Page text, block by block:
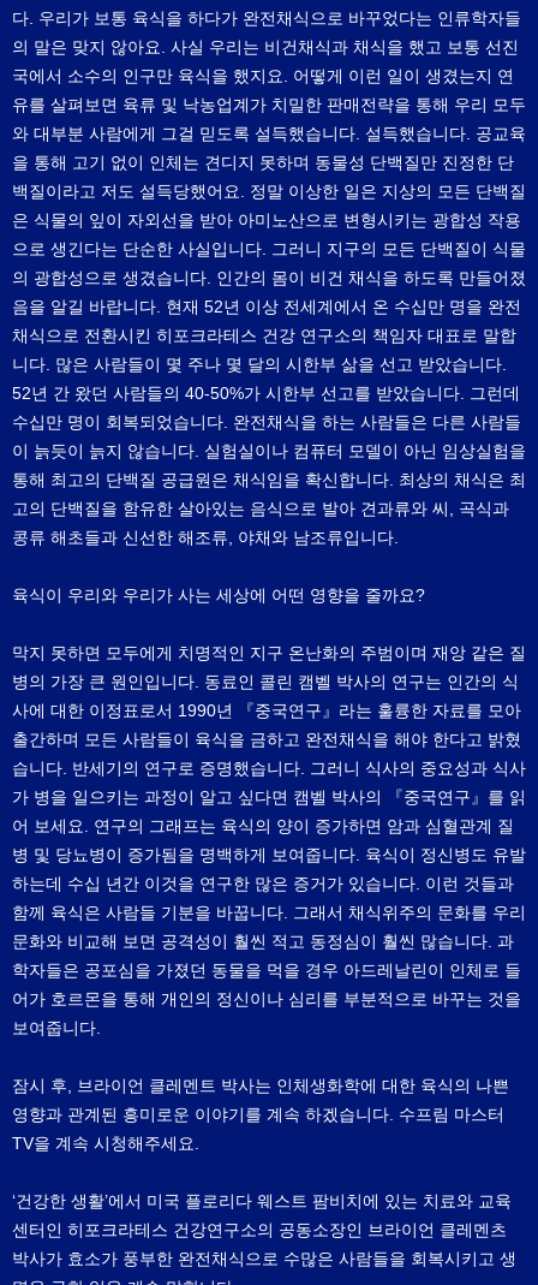
다. 우리가 보통 육식을 하다가 완전채식으로 바꾸었다는 인류학자들
의 말은 맞지 않아요. 사실 우리는 비건채식과 채식을 했고 보통 선진
국에서 소수의 인구만 육식을 했지요. 어떻게 이런 일이 생겼는지 연
유를 살펴보면 육류 및 낙농업계가 치밀한 판매전략을 통해 우리 모두
와 대부분 사람에게 그걸 믿도록 설득했습니다. 설득했습니다. 공교육
을 통해 고기 없이 인체는 견디지 못하며 동물성 단백질만 진정한 단
백질이라고 저도 설득당했어요. 정말 이상한 일은 지상의 모든 단백질
은 식물의 잎이 자외선을 받아 아미노산으로 변형시키는 광합성 작용
으로 생긴다는 단순한 사실입니다. 그러니 지구의 모든 단백질이 식물
의 광합성으로 생겼습니다. 인간의 몸이 비건 채식을 하도록 만들어졌
음을 알길 바랍니다. 현재 52년 이상 전세계에서 온 수십만 명을 완전
채식으로 전환시킨 히포크라테스 건강 연구소의 책임자 대표로 말합
니다. 많은 사람들이 몇 주나 몇 달의 시한부 삶을 선고 받았습니다.
52년 간 왔던 사람들의 40-50%가 시한부 선고를 받았습니다. 그런데
수십만 명이 회복되었습니다. 완전채식을 하는 사람들은 다른 사람들
이 늙듯이 늙지 않습니다. 실험실이나 컴퓨터 모델이 아닌 임상실험을
통해 최고의 단백질 공급원은 채식임을 확신합니다. 최상의 채식은 최
고의 단백질을 함유한 살아있는 음식으로 발아 견과류와 씨, 곡식과
콩류 해초들과 신선한 해조류, 야채와 남조류입니다.
육식이 우리와 우리가 사는 세상에 어떤 영향을 줄까요?
막지 못하면 모두에게 치명적인 지구 온난화의 주범이며 재앙 같은 질
병의 가장 큰 원인입니다. 동료인 콜린 캠벨 박사의 연구는 인간의 식
사에 대한 이정표로서 1990년 『중국연구』라는 훌륭한 자료를 모아
출간하며 모든 사람들이 육식을 금하고 완전채식을 해야 한다고 밝혔
습니다. 반세기의 연구로 증명했습니다. 그러니 식사의 중요성과 식사
가 병을 일으키는 과정이 알고 싶다면 캠벨 박사의 『중국연구』를 읽
어 보세요. 연구의 그래프는 육식의 양이 증가하면 암과 심혈관계 질
병 및 당뇨병이 증가됨을 명백하게 보여줍니다. 육식이 정신병도 유발
하는데 수십 년간 이것을 연구한 많은 증거가 있습니다. 이런 것들과
함께 육식은 사람들 기분을 바꿉니다. 그래서 채식위주의 문화를 우리
문화와 비교해 보면 공격성이 훨씬 적고 동정심이 훨씬 많습니다. 과
학자들은 공포심을 가졌던 동물을 먹을 경우 아드레날린이 인체로 들
어가 호르몬을 통해 개인의 정신이나 심리를 부분적으로 바꾸는 것을
보여줍니다.
잠시 후, 브라이언 클레멘트 박사는 인체생화학에 대한 육식의 나쁜
영향과 관계된 흥미로운 이야기를 계속 하겠습니다. 수프림 마스터
TV을 계속 시청해주세요.
‘건강한 생활’에서 미국 플로리다 웨스트 팜비치에 있는 치료와 교육
센터인 히포크라테스 건강연구소의 공동소장인 브라이언 클레멘츠
박사가 효소가 풍부한 완전채식으로 수많은 사람들을 회복시키고 생